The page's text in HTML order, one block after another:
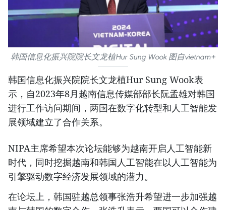
韩国信息化振兴院院长文龙植Hur Sung Wook 图自vietnam+
韩国信息化振兴院院长文龙植Hur Sung Wook表
示，自2023年8月越南信息传媒部部长阮孟雄对韩国
进行工作访问期间，两国在数字化转型和人工智能发
展领域建立了合作关系。
NIPA主席希望本次论坛能够为越南开启人工智能新
时代，同时挖掘越南和韩国人工智能在以人工智能为
引擎驱动数字经济发展领域的潜力。
在论坛上，韩国驻越总领事张浩升希望进一步加强越